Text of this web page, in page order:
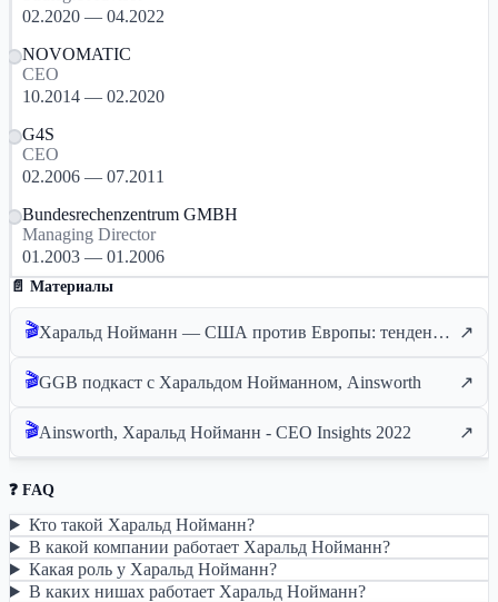
02.2020 — 04.2022
NOVOMATIC
CEO
10.2014 — 02.2020
G4S
CEO
02.2006 — 07.2011
Bundesrechenzentrum GMBH
Managing Director
01.2003 — 01.2006
📄 Материалы
🎬 Харальд Нойманн — США против Европы: тенденции, инновации и конкуренция ↗
🎬GGB подкаст с Харальдом Нойманном, Ainsworth ↗
🎬Ainsworth, Харальд Нойманн - CEO Insights 2022 ↗
❓ FAQ
Кто такой Харальд Нойманн?
В какой компании работает Харальд Нойманн?
Какая роль у Харальд Нойманн?
В каких нишах работает Харальд Нойманн?